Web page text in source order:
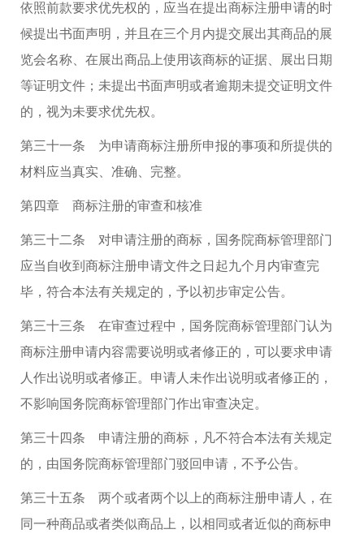
依照前款要求优先权的，应当在提出商标注册申请的时
候提出书面声明，并且在三个月内提交展出其商品的展
览会名称、在展出商品上使用该商标的证据、展出日期
等证明文件；未提出书面声明或者逾期未提交证明文件
的，视为未要求优先权。
第三十一条 为申请商标注册所申报的事项和所提供的
材料应当真实、准确、完整。
第四章 商标注册的审查和核准
第三十二条 对申请注册的商标，国务院商标管理部门
应当自收到商标注册申请文件之日起九个月内审查完
毕，符合本法有关规定的，予以初步审定公告。
第三十三条 在审查过程中，国务院商标管理部门认为
商标注册申请内容需要说明或者修正的，可以要求申请
人作出说明或者修正。申请人未作出说明或者修正的，
不影响国务院商标管理部门作出审查决定。
第三十四条 申请注册的商标，凡不符合本法有关规定
的，由国务院商标管理部门驳回申请，不予公告。
第三十五条 两个或者两个以上的商标注册申请人，在
同一种商品或者类似商品上，以相同或者近似的商标申